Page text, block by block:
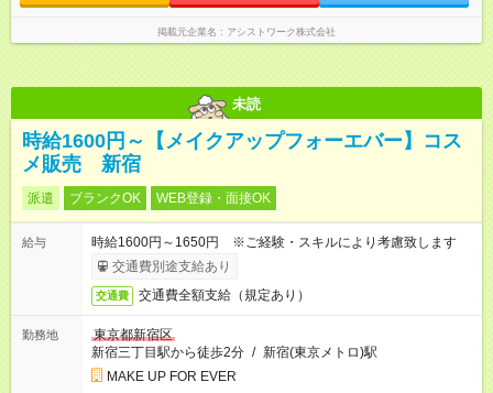
掲載元企業名 アシストワーク株式会社
未読
時給1600円～【メイクアップフォーエバー】コス
メ販売 新宿
派遣 ブランクOK WEB登録・面接OK
給与
時給1600円～1650円 ※ご経験・スキルにより考慮致します
交通費別途支給あり
交通費 交通費全額支給（規定あり）
勤務地
東京都新宿区
新宿三丁目駅から徒歩2分 / 新宿(東京メトロ)駅
MAKE UP FOR EVER